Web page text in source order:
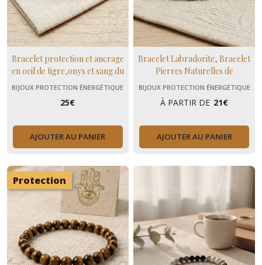
Bracelet protection et ancrage
en oeil de tigre,onyx et sang du
dragon, cadeau hommes
BIJOUX PROTECTION ÉNERGÉTIQUE
25€
AJOUTER AU PANIER
Bracelet Labradorite, Bracelet
Pierres Naturelles de
Protection, Chakra 3eme oeil,
BIJOUX PROTECTION ÉNERGÉTIQUE
À PARTIR DE 21€
AJOUTER AU PANIER
Protection